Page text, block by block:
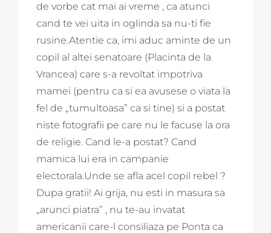
de vorbe cat mai ai vreme , ca atunci
cand te vei uita in oglinda sa nu-ti fie
rusine.Atentie ca, imi aduc aminte de un
copil al altei senatoare (Placinta de la
Vrancea) care s-a revoltat impotriva
mamei (pentru ca si ea avusese o viata la
fel de „tumultoasa” ca si tine) si a postat
niste fotografii pe care nu le facuse la ora
de religie. Cand le-a postat? Cand
mamica lui era in campanie
electorala.Unde se afla acel copil rebel ?
Dupa gratii! Ai grija, nu esti in masura sa
„arunci piatra” , nu te-au invatat
americanii care-l consiliaza pe Ponta ca